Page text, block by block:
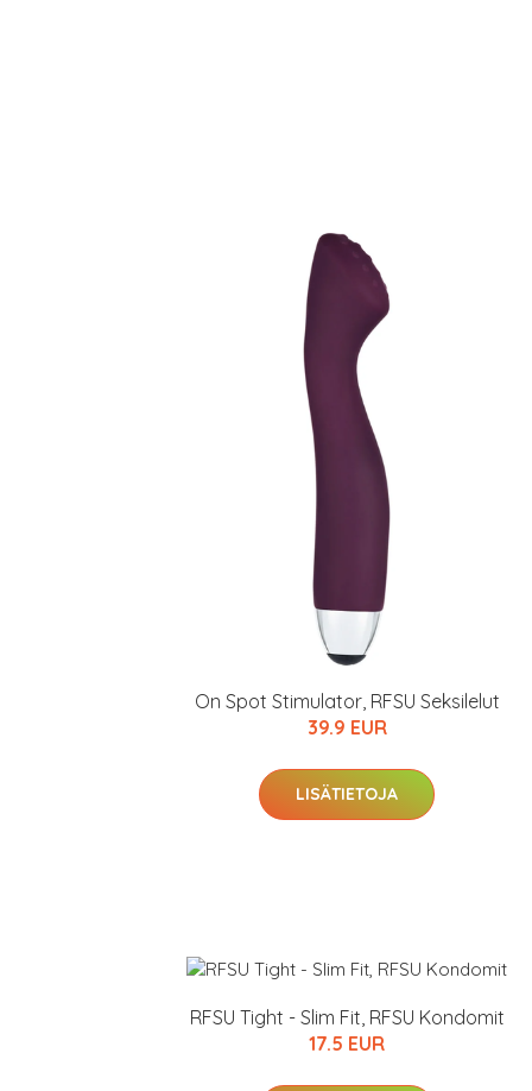
On Spot Stimulator, RFSU Seksilelut
39.9 EUR
LISÄTIETOJA
RFSU Tight - Slim Fit, RFSU Kondomit
17.5 EUR
Kaikki